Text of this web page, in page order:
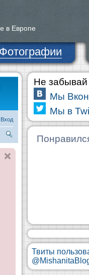
в Европе
Фотографии
Вход
ск
Не забывай
Мы
Мы в
Твиты